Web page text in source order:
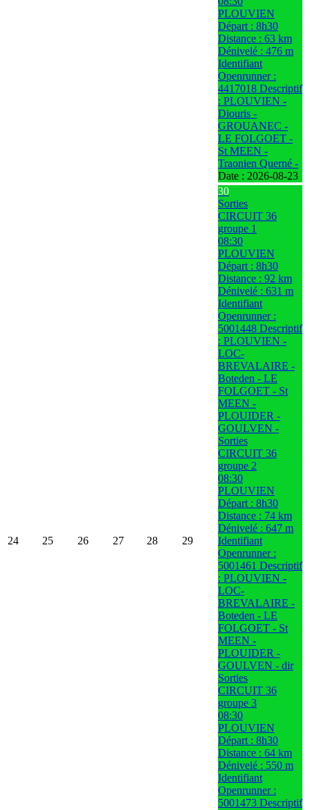
PLOUVIEN
Départ : 8h30
Distance : 63 km
Dénivelé : 476 m
Identifiant
Openrunner :
4417018 Descriptif
: PLOUVIEN -
Diouris -
GROUANEC -
LE FOLGOET -
St MEEN -
Traonien Querné -
Date : 2026-08-23
24 25 26 27 28 29
30
Sorties
CIRCUIT 36
groupe 1
08:30
PLOUVIEN
Départ : 8h30
Distance : 92 km
Dénivelé : 631 m
Identifiant
Openrunner :
5001448 Descriptif
: PLOUVIEN -
LOC-
BREVALAIRE -
Boteden - LE
FOLGOET - St
MEEN -
PLOUIDER -
GOULVEN -
Sorties
CIRCUIT 36
groupe 2
08:30
PLOUVIEN
Départ : 8h30
Distance : 74 km
Dénivelé : 647 m
Identifiant
Openrunner :
5001461 Descriptif
: PLOUVIEN -
LOC-
BREVALAIRE -
Boteden - LE
FOLGOET - St
MEEN -
PLOUIDER -
GOULVEN - dir
Sorties
CIRCUIT 36
groupe 3
08:30
PLOUVIEN
Départ : 8h30
Distance : 64 km
Dénivelé : 550 m
Identifiant
Openrunner :
5001473 Descriptif